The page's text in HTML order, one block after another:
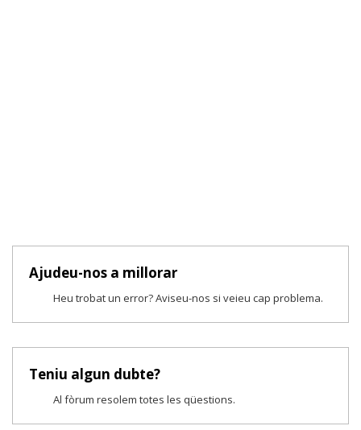
Ajudeu-nos a millorar
Heu trobat un error? Aviseu-nos si veieu cap problema.
Teniu algun dubte?
Al fòrum resolem totes les qüestions.